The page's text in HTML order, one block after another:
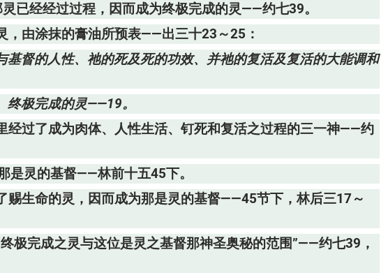
已经经过过程，因而成为终极完成的灵——约七39。
由涂抹的膏油所预表——出三十23～25：
督的人性、祂的死及死的功效、并祂的复活及复活的大能调和
极完成的灵——19。
过了成为肉体、人性生活、钉死和复活之过程的三一神——约
是灵的基督——林前十五45下。
生命的灵，因而成为那是灵的基督——45节下，林后三17～
极完成之灵与这位是灵之基督那神圣奥秘的范围”——约七39，